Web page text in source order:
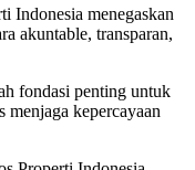
Indonesia menegaskan
akuntable, transparan,
fondasi penting untuk
menjaga kepercayaan